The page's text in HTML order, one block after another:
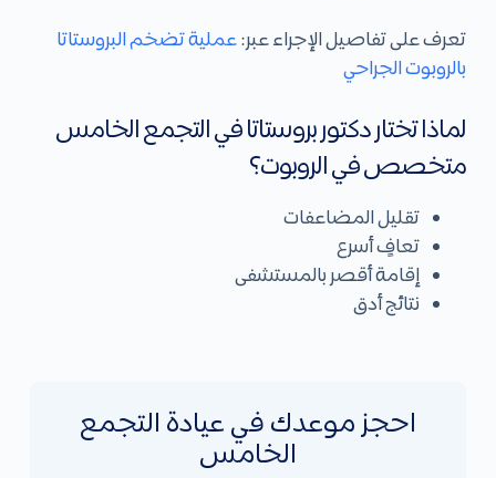
تعرف على تفاصيل الإجراء عبر:عملية تضخم البروستاتا
بالروبوت الجراحي
لماذا تختار دكتور بروستاتا في التجمع الخامس
متخصص في الروبوت؟
تقليل المضاعفات
تعافٍ أسرع
إقامة أقصر بالمستشفى
نتائج أدق
احجز موعدك في عيادة التجمع
الخامس